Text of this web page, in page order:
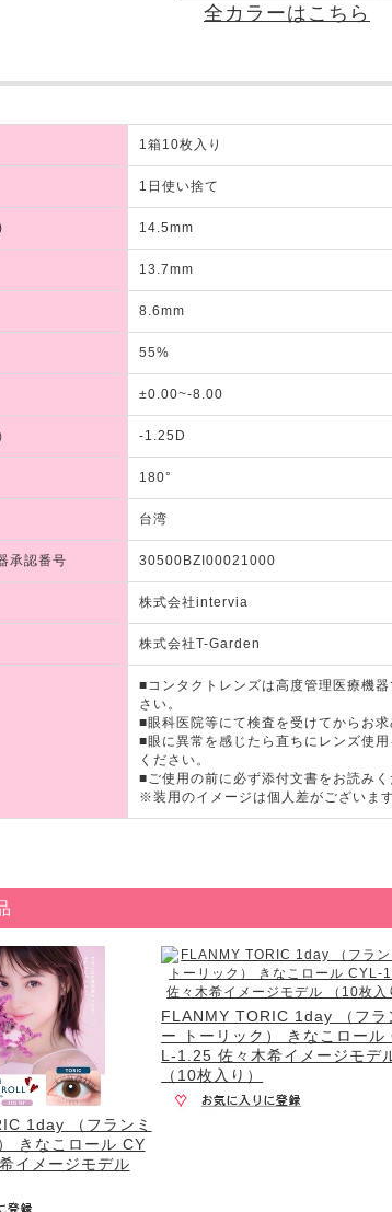
全カラーはこちら
1箱10枚入り
1日使い捨て
14.5mm
13.7mm
8.6mm
55%
±0.00~-8.00
-1.25D
180°
台湾
承認番号 30500BZI00021000
株式会社intervia
株式会社T-Garden
■コンタクトレンズは高度管理医療機
さい。
■眼科医院等にて検査を受けてからお
■眼に異常を感じたら直ちにレンズ使
ください。
■ご使用の前に必ず添付文書をお読み
※装用のイメージは個人差がございま
1day （フランミ
きなこロール CY
イメージモデル
FLANMY TORIC 1day （フラ
ー トーリック） きなこロール
L-1.25 佐々木希イメージモデ
（10枚入り）